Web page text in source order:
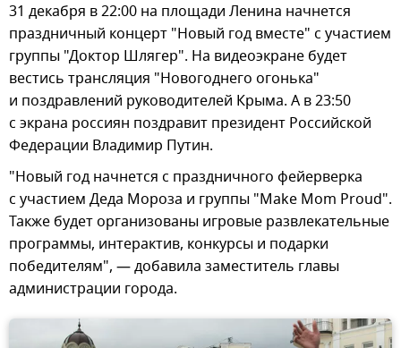
31 декабря в 22:00 на площади Ленина начнется
праздничный концерт "Новый год вместе" с участием
группы "Доктор Шлягер". На видеоэкране будет
вестись трансляция "Новогоднего огонька"
и поздравлений руководителей Крыма. А в 23:50
с экрана россиян поздравит президент Российской
Федерации Владимир Путин.
"Новый год начнется с праздничного фейерверка
с участием Деда Мороза и группы "Make Mom Proud".
Также будет организованы игровые развлекательные
программы, интерактив, конкурсы и подарки
победителям", — добавила заместитель главы
администрации города.